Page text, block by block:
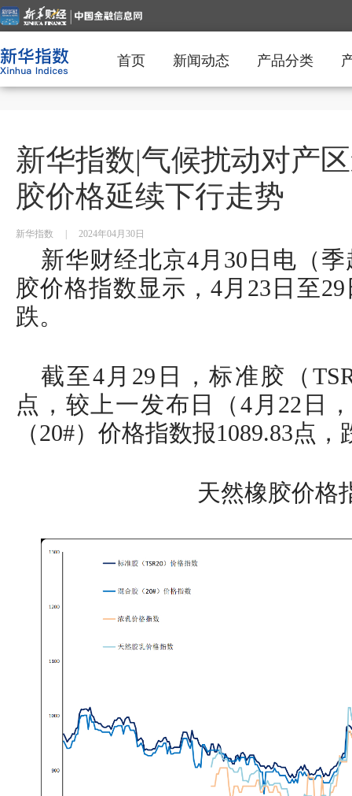
首页 新闻动态 产品分类
新华指数|气候扰动对产
胶价格延续下行走势
新华指数 2024年04月30日
新华财经北京4月30日电（
胶价格指数显示，4月23日至
跌。
截至4月29日，标准胶（
点，较上一发布日（4月22日
（20#）价格指数报1089.83点，
天然橡胶价格